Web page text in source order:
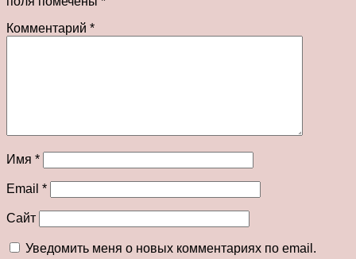
Комментарий *
Имя *
Email *
Сайт
Уведомить меня о новых комментариях по email.